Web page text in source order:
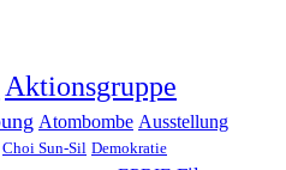
Aktionsgruppe
Atombombe Ausstellung
Choi Sun-Sil Demokratie